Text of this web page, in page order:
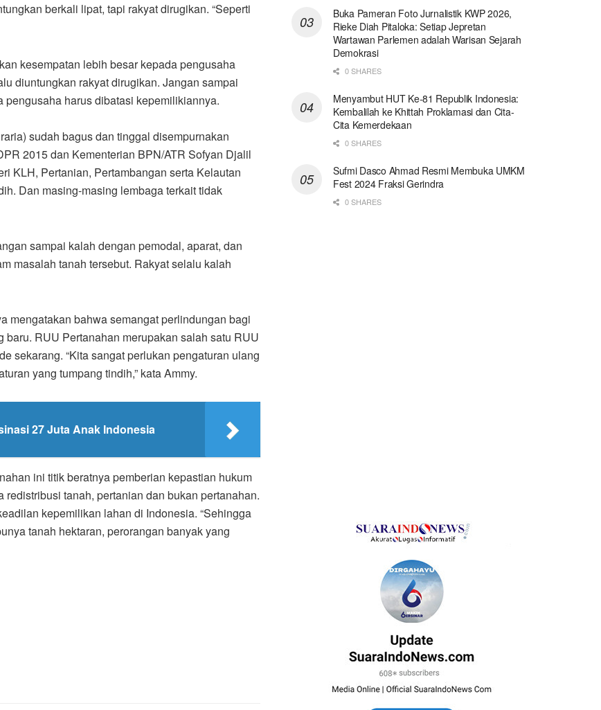
berkali lipat, tapi rakyat dirugikan. “Seperti
kesempatan lebih besar kepada pengusaha
diuntungkan rakyat dirugikan. Jangan sampai
harus dibatasi kepemilikiannya.
sudah bagus dan tinggal disempurnakan
2015 dan Kementerian BPN/ATR Sofyan Djalil
KLH, Pertanian, Pertambangan serta Kelautan
Dan masing-masing lembaga terkait tidak
sampai kalah dengan pemodal, aparat, dan
masalah tanah tersebut. Rakyat selalu kalah
mengatakan bahwa semangat perlindungan bagi
RUU Pertanahan merupakan salah satu RUU
sekarang. “Kita sangat perlukan pengaturan ulang
yang tumpang tindih,” kata Ammy.
27 Juta Anak Indonesia
ini titik beratnya pemberian kepastian hukum
tanah, pertanian dan bukan pertanahan.
kepemilikan lahan di Indonesia. “Sehingga
tanah hektaran, perorangan banyak yang
Buka Pameran Foto Jurnalistik KWP 2026,
Rieke Diah Pitaloka: Setiap Jepretan
Wartawan Parlemen adalah Warisan Sejarah
Demokrasi
0 SHARES
Menyambut HUT Ke-81 Republik Indonesia:
Kembalilah ke Khittah Proklamasi dan Cita-
Cita Kemerdekaan
0 SHARES
Sufmi Dasco Ahmad Resmi Membuka UMKM
Fest 2024 Fraksi Gerindra
0 SHARES